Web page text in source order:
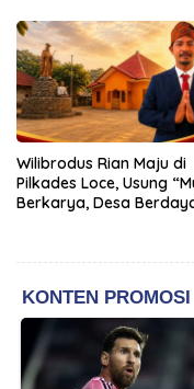
Wilibrodus Rian Maju di
Pilkades Loce, Usung
Berkarya, Desa